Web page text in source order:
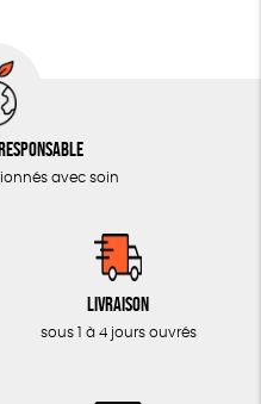
avec soin
Livraison
sous 1 à 4 jours ouvrés